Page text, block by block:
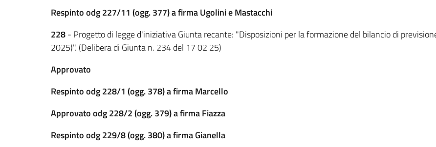
Respinto odg 227/11 (ogg. 377) a firma Ugolini e Mastacchi
228- Progetto di legge d'iniziativa Giunta recante: "Disposizioni per la formazione del bilancio di
2025)". (Delibera di Giunta n. 234 del 17 02 25)
Approvato
Respinto odg 228/1 (ogg. 378) a firma Marcello
Approvato odg 228/2 (ogg. 379) a firma Fiazza
Respinto odg 229/8 (ogg. 380) a firma Gianella